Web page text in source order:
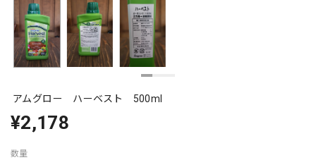
アムグロー ハーベスト 500ml
¥2,178
数量